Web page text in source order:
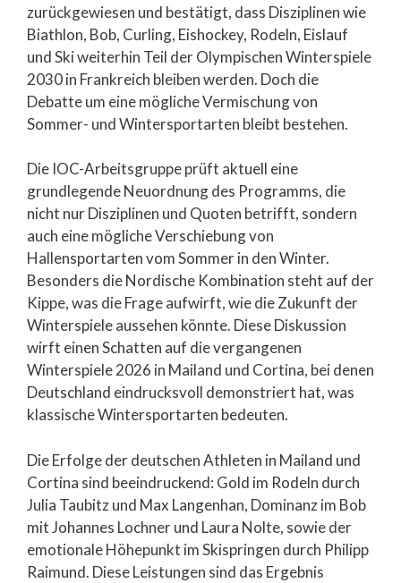
zurückgewiesen und bestätigt, dass Disziplinen wie
Biathlon, Bob, Curling, Eishockey, Rodeln, Eislauf
und Ski weiterhin Teil der Olympischen Winterspiele
2030 in Frankreich bleiben werden. Doch die
Debatte um eine mögliche Vermischung von
Sommer- und Wintersportarten bleibt bestehen.
Die IOC-Arbeitsgruppe prüft aktuell eine
grundlegende Neuordnung des Programms, die
nicht nur Disziplinen und Quoten betrifft, sondern
auch eine mögliche Verschiebung von
Hallensportarten vom Sommer in den Winter.
Besonders die Nordische Kombination steht auf der
Kippe, was die Frage aufwirft, wie die Zukunft der
Winterspiele aussehen könnte. Diese Diskussion
wirft einen Schatten auf die vergangenen
Winterspiele 2026 in Mailand und Cortina, bei denen
Deutschland eindrucksvoll demonstriert hat, was
klassische Wintersportarten bedeuten.
Die Erfolge der deutschen Athleten in Mailand und
Cortina sind beeindruckend: Gold im Rodeln durch
Julia Taubitz und Max Langenhan, Dominanz im Bob
mit Johannes Lochner und Laura Nolte, sowie der
emotionale Höhepunkt im Skispringen durch Philipp
Raimund. Diese Leistungen sind das Ergebnis